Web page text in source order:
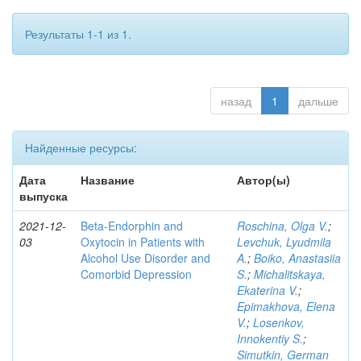
Результаты 1-1 из 1.
назад 1 дальше
Найденные ресурсы:
Дата
выпуска
Название Автор(ы)
2021-12-
03
Beta-Endorphin and
Oxytocin in Patients with
Alcohol Use Disorder and
Comorbid Depression
Roschina, Olga V.;
Levchuk, Lyudmila
A.; Boiko, Anastasiia
S.; Michalitskaya,
Ekaterina V.;
Epimakhova, Elena
V.; Losenkov,
Innokentiy S.;
Simutkin, German